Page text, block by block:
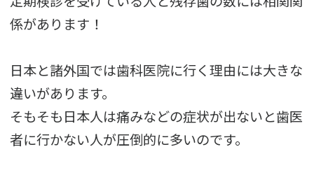
係があります！
日本と諸外国では歯科医院に行く理由には大きな
違いがあります。
そもそも日本人は痛みなどの症状が出ないと歯医
者に行かない人が圧倒的に多いのです。